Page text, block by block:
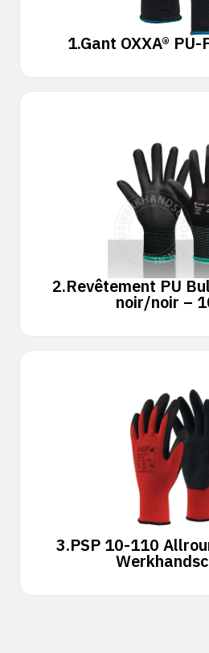
1.Gant OXXA®
2.Revêtement PU
noir/noir –
3.PSP 10-110